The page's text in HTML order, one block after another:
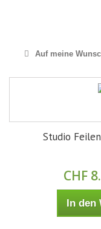
Auf meine
Studio
CHF
In den